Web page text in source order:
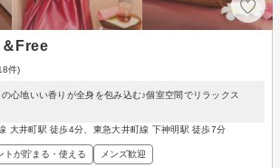
Free
件)
心地いい香りが全身を包み込む♪個室空間でリラックス
大井町駅 徒歩4分、東急大井町線 下神明駅 徒歩7分
トが貯まる・使える メンズ歓迎